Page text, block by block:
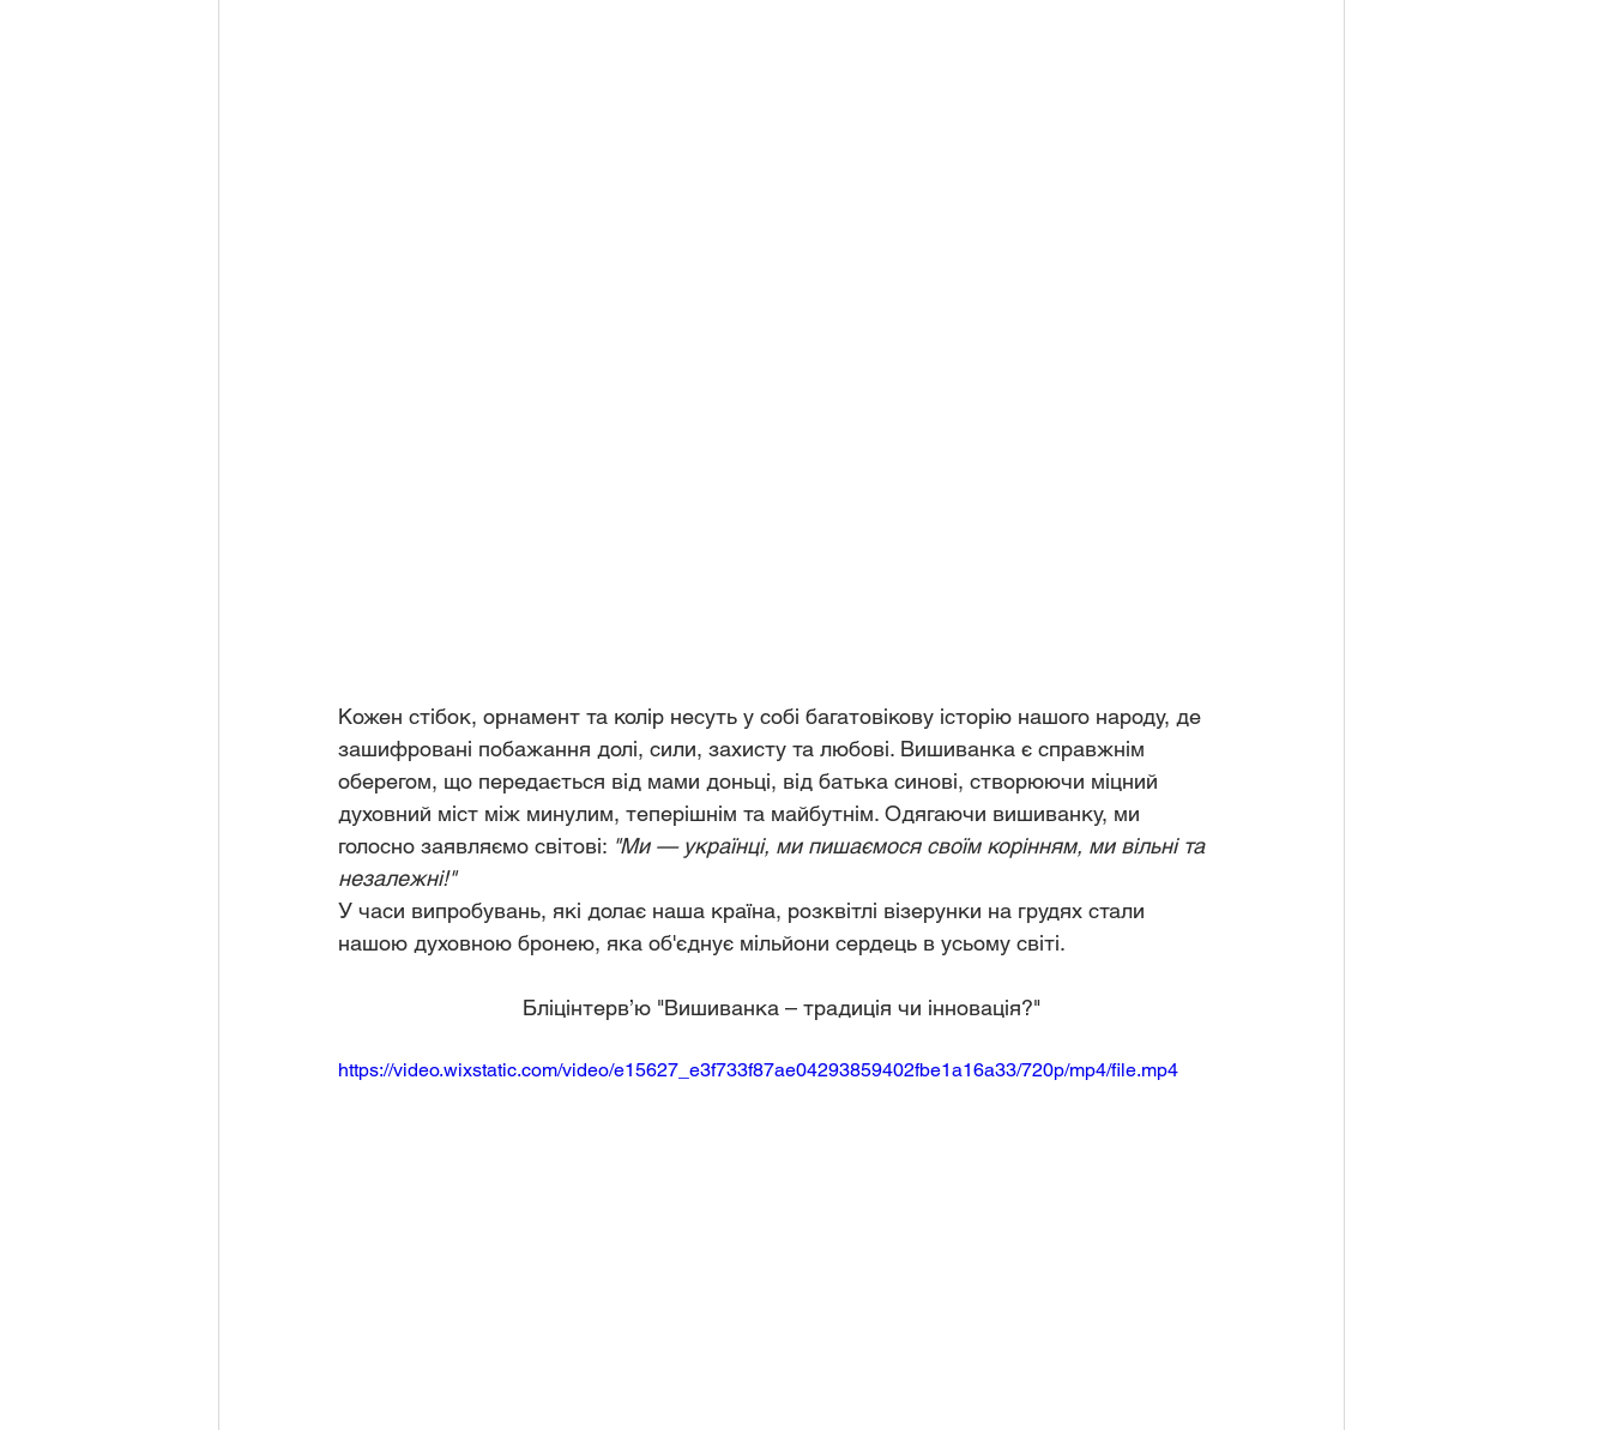
Кожен стібок, орнамент та колір несуть у собі багатовікову історію нашого народу, де
зашифровані побажання долі, сили, захисту та любові. Вишиванка є справжнім
оберегом, що передається від мами доньці, від батька синові, створюючи міцний
духовний міст між минулим, теперішнім та майбутнім. Одягаючи вишиванку, ми
голосно заявляємо світові: "Ми — українці, ми пишаємося своїм корінням, ми вільні та
незалежні!"
У часи випробувань, які долає наша країна, розквітлі візерунки на грудях стали
нашою духовною бронею, яка об'єднує мільйони сердець в усьому світі.
Бліцінтерв’ю "Вишиванка – традиція чи інновація?"
https://video.wixstatic.com/video/e15627_e3f733f87ae04293859402fbe1a16a33/720p/mp4/file.mp4